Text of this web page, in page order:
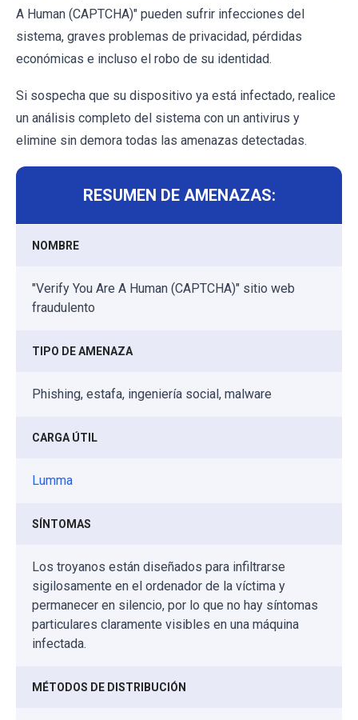
A Human (CAPTCHA)" pueden sufrir infecciones del
sistema, graves problemas de privacidad, pérdidas
económicas e incluso el robo de su identidad.
Si sospecha que su dispositivo ya está infectado, realice
un análisis completo del sistema con un antivirus y
elimine sin demora todas las amenazas detectadas.
RESUMEN DE AMENAZAS:
NOMBRE
"Verify You Are A Human (CAPTCHA)" sitio web
fraudulento
TIPO DE AMENAZA
Phishing, estafa, ingeniería social, malware
CARGA ÚTIL
Lumma
SÍNTOMAS
Los troyanos están diseñados para infiltrarse
sigilosamente en el ordenador de la víctima y
permanecer en silencio, por lo que no hay síntomas
particulares claramente visibles en una máquina
infectada.
MÉTODOS DE DISTRIBUCIÓN